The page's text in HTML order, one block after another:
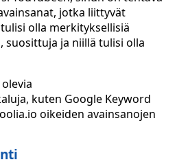
jotka liittyvät
olla merkityksellisiä
suosittuja ja niillä tulisi olla
kuten Google Keyword
oikeiden avainsanojen